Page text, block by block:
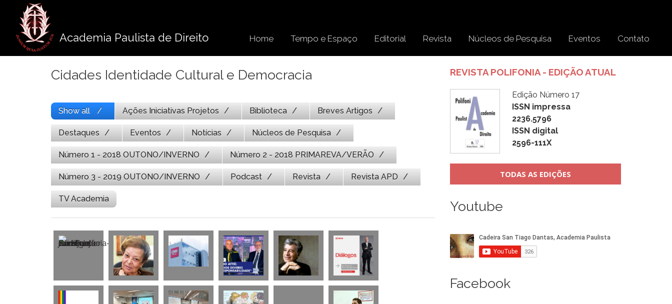
conteúdo
Academia Paulista de Direito Home Tempo e Espaço Editorial Revista Núcleos de Pesquisa Eventos Contato
Cidades Identidade Cultural e Democracia
Show all Ações Iniciativas Projetos Biblioteca Breves Artigos
Destaques Eventos Notícias Núcleos de Pesquisa
Número 1 - 2018 OUTONO/INVERNO Número 2 - 2018 PRIMAREVA/VERÃO
Número 3 - 2019 OUTONO/INVERNO Podcast Revista Revista APD
TV Academia
REVISTA POLIFONIA - EDIÇÃO ATUAL
Edição Número 17
ISSN impressa
2236.5796
ISSN digital
2596-111X
TODAS AS EDIÇÕES
Youtube
Facebook